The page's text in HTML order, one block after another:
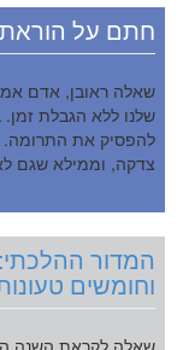
חתם על הוראת
שאלה ראובן, אדם
שלנו ללא הגבלת
להפסיק את התרומה.
צדקה, וממילא שגם
המדור ההלכתי:
וחומשים
שאלה לקראת השנה